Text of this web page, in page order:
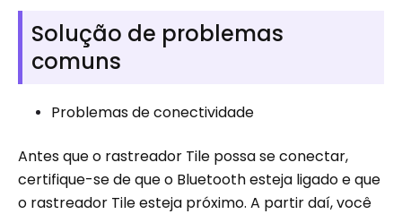
Solução de problemas
comuns
Problemas de conectividade
Antes que o rastreador Tile possa se conectar,
certifique-se de que o Bluetooth esteja ligado e que
o rastreador Tile esteja próximo. A partir daí, você